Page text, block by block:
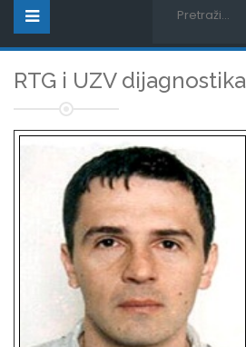
RTG i UZV dijagnostika